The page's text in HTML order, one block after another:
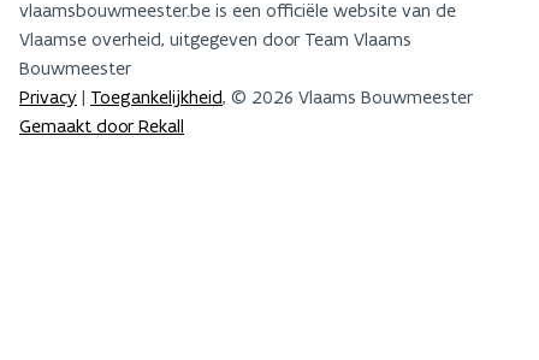
vlaamsbouwmeester.be is een officiële website van de
Vlaamse overheid, uitgegeven door Team Vlaams
Bouwmeester
Privacy | Toegankelijkheid, © 2026 Vlaams Bouwmeester
Gemaakt door Rekall